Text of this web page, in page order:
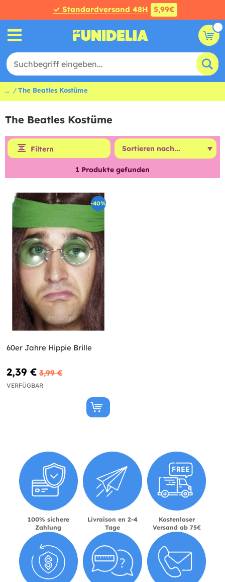
✓ Standardversand 48H 5,99€
... The Beatles Kostüme
The Beatles Kostüme
Filtern
1 Produkte gefunden
-40%
60er Jahre Hippie Brille
2,39 € 3,99 €
VERFÜGBAR
100% sichere
Zahlung
Livraison en 2-4
Tage
Kostenloser
Versand ab 75€